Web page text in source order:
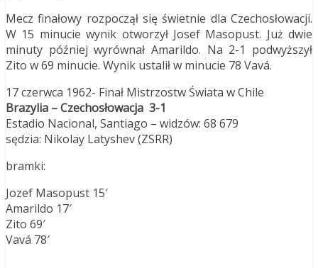
Mecz finałowy rozpoczął się świetnie dla Czechosłowacji.
W 15 minucie wynik otworzył Josef Masopust. Już dwie
minuty później wyrównał Amarildo. Na 2-1 podwyższył
Zito w 69 minucie. Wynik ustalił w minucie 78 Vavá.
17 czerwca 1962- Finał Mistrzostw Świata w Chile
Brazylia – Czechosłowacja 3-1
Estadio Nacional, Santiago – widzów: 68 679
sędzia: Nikolay Latyshev (ZSRR)
bramki:
Jozef Masopust 15′
Amarildo 17′
Zito 69′
Vavá 78′